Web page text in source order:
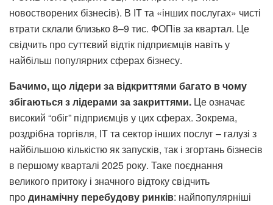
новостворених бізнесів). В ІТ та «інших послугах» чисті
втрати склали близько 8–9 тис. ФОПів за квартал. Це
свідчить про суттєвий відтік підприємців навіть у
найбільш популярних сферах бізнесу.
Бачимо, що лідери за відкриттями багато в чому
збігаються з лідерами за закриттями. Це означає
високий “обіг” підприємців у цих сферах. Зокрема,
роздрібна торгівля, ІТ та сектор інших послуг – галузі з
найбільшою кількістю як запусків, так і згортань бізнесів
в першому кварталі 2025 року. Таке поєднання
великого притоку і значного відтоку свідчить
продинамічну перебудову ринків: найпопулярніші